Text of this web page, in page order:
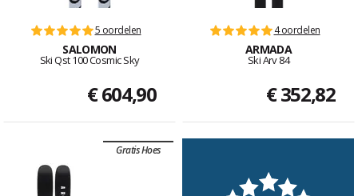
5 oordelen
SALOMON
Ski Qst 100 Cosmic Sky
€ 604,90
4 oordelen
ARMADA
Ski Arv 84
€ 352,82
Gratis Hoes